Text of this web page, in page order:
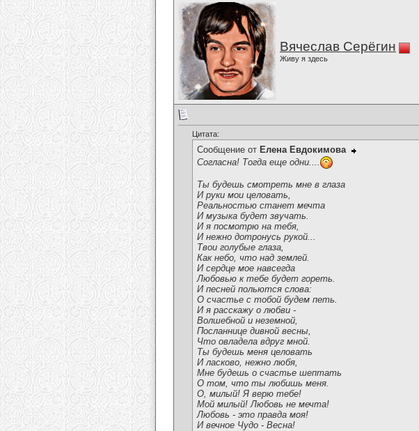
Вячеслав Серёгин
Живу я здесь
Цитата:
Сообщение от Елена Евдокимова
Согласна! Тогда еще одни....
Ты будешь смотреть мне в глаза
И руки мои целовать,
Реальностью станет мечта
И музыка будет звучать.
И я посмотрю на тебя,
И нежно дотронусь рукой...
Твои голубые глаза,
Как небо, что над землей.
И сердце мое навсегда
Любовью к тебе будет гореть.
И песней польются слова:
О счастье с тобой будем петь.
И я расскажу о любви -
Волшебной и неземной,
Посланнице дивной весны,
Что овладела вдруг мной.
Ты будешь меня целовать
И ласково, нежно любя,
Мне будешь о счастье шептать
О том, что ты любишь меня.
О, милый! Я верю тебе!
Мой милый! Любовь не мечта!
Любовь - это правда моя!
И вечное Чудо - Весна!